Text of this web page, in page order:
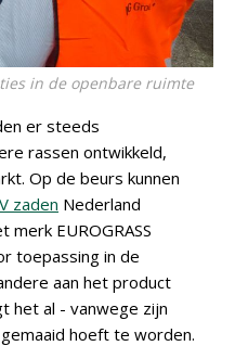
in de openbare ruimte
er steeds
rassen ontwikkeld,
Op de beurs kunnen
zaden Nederland
EUROGRASS
toepassing in de
aan het product
het al - vanwege zijn
hoeft te worden.